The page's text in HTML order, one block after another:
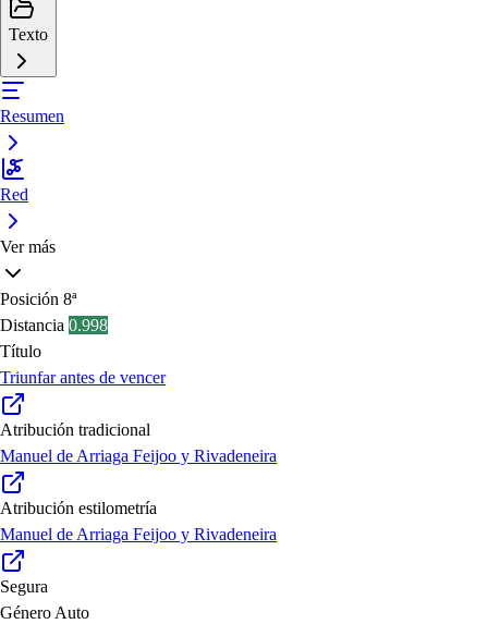
Texto
Resumen
Red
Ver más
Posición 8ª
Distancia 0.998
Título
Triunfar antes de vencer
Atribución tradicional
Manuel de Arriaga Feijoo y Rivadeneira
Atribución estilometría
Manuel de Arriaga Feijoo y Rivadeneira
Segura
Género Auto